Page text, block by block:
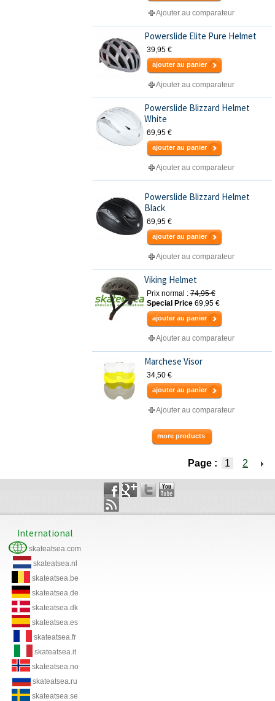
Ajouter au comparateur
Powerslide Elite Pure Helmet
39,95 €
ajouter au panier
Ajouter au comparateur
Powerslide Blizzard Helmet
White
69,95 €
ajouter au panier
Ajouter au comparateur
Powerslide Blizzard Helmet
Black
69,95 €
ajouter au panier
Ajouter au comparateur
Viking Helmet
Prix normal : 74,95 €
Special Price 69,95 €
ajouter au panier
Ajouter au comparateur
Marchese Visor
34,50 €
ajouter au panier
Ajouter au comparateur
more products
Page : 1 2
International
skateatsea.com
skateatsea.nl
skateatsea.be
skateatsea.de
skateatsea.dk
skateatsea.es
skateatsea.fr
skateatsea.it
skateatsea.no
skateatsea.ru
skateatsea.se